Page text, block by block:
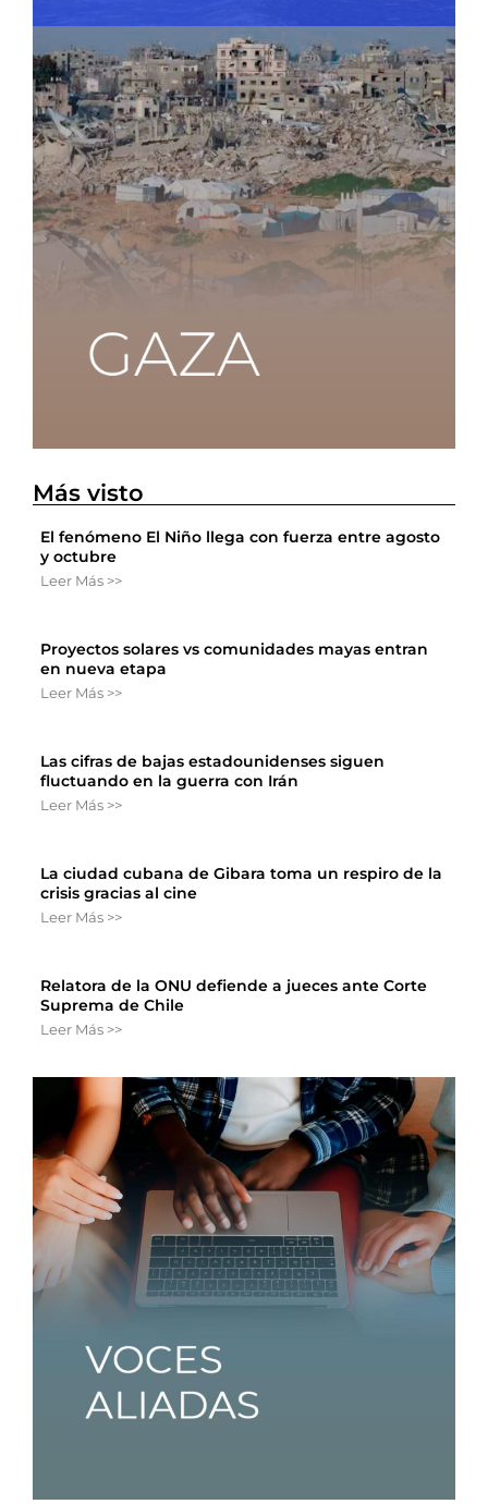
Más visto
El fenómeno El Niño llega con fuerza entre agosto
y octubre
Leer Más >>
Proyectos solares vs comunidades mayas entran
en nueva etapa
Leer Más >>
Las cifras de bajas estadounidenses siguen
fluctuando en la guerra con Irán
Leer Más >>
La ciudad cubana de Gibara toma un respiro de la
crisis gracias al cine
Leer Más >>
Relatora de la ONU defiende a jueces ante Corte
Suprema de Chile
Leer Más >>